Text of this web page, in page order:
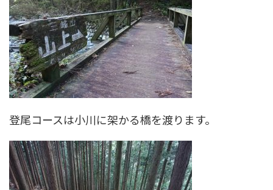
登尾コースは小川に架かる橋を渡ります。